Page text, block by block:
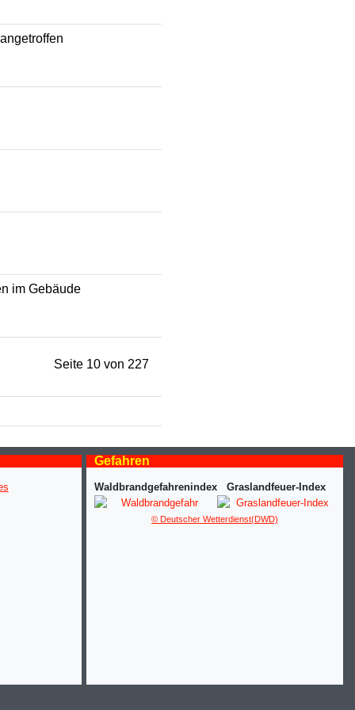
im Gebäude
Seite 10 von 227
Gefahren
Waldbrandgefahrenindex Graslandfeuer-Index
© Deutscher Wetterdienst(DWD)